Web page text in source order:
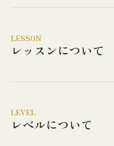
LESSON
レッスンについて
LEVEL
レベルについて